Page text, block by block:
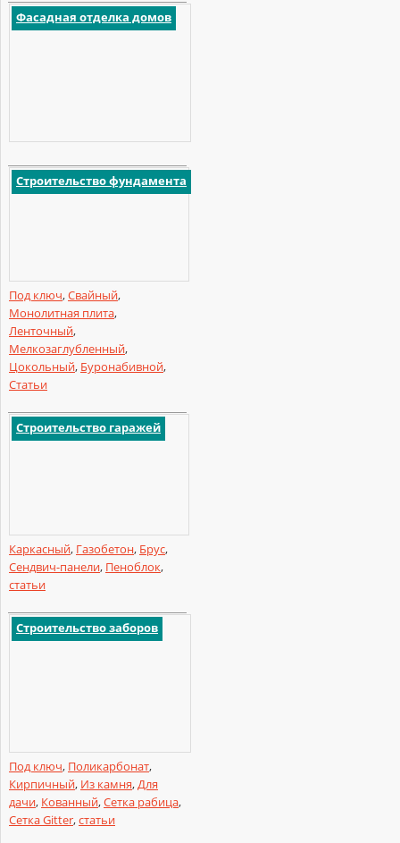
Фасадная отделка домов
Строительство фундамента
Под ключ,Свайный,
Монолитная плита,
Ленточный,
Мелкозаглубленный,
Цокольный, Буронабивной,
Статьи
Строительство гаражей
Каркасный, Газобетон, Брус,
Сендвич-панели, Пеноблок,
статьи
Строительство заборов
Под ключ, Поликарбонат,
Кирпичный, Из камня,Для
дачи, Кованный,Сетка рабица,
Сетка Gitter,статьи